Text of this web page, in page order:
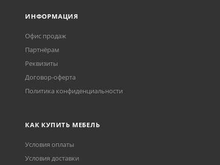
ИНФОРМАЦИЯ
Офис продаж
Партнёрам
Реквизиты
Договор-оферта
Политика конфиденциальности
КАК КУПИТЬ МЕБЕЛЬ
Условия оплаты
Условия доставки